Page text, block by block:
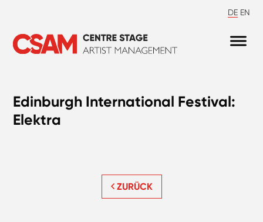
DE EN
Edinburgh International Festival:
Elektra
ZURÜCK